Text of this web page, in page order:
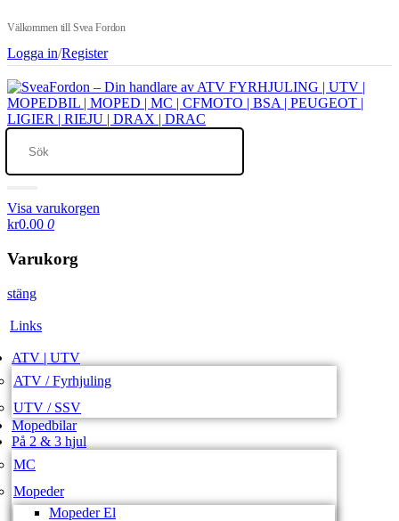
Välkommen till Svea Fordon
Logga in/Register
Visa varukorgen
kr0.00 0
Varukorg
stäng
Links
ATV | UTV
ATV / Fyrhjuling
UTV / SSV
Mopedbilar
På 2 & 3 hjul
MC
Mopeder
Mopeder El